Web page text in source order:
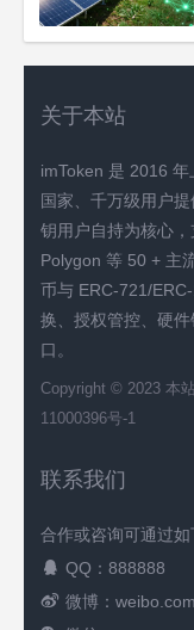
关于本站
imToken 是 2016
国家、千万级用户
钥用户自持为核心，
Polygon 等 50 + 主
币与 ERC-721/
换、授权管控、硬
口。
Copyright © 2023 本
11000396号-1
联系我们
合作或咨询可通过如
QQ：888888
微博：